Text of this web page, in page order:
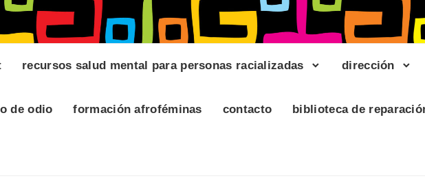
recursos salud mental para personas racializadas dirección
de odio formación afroféminas contacto biblioteca de